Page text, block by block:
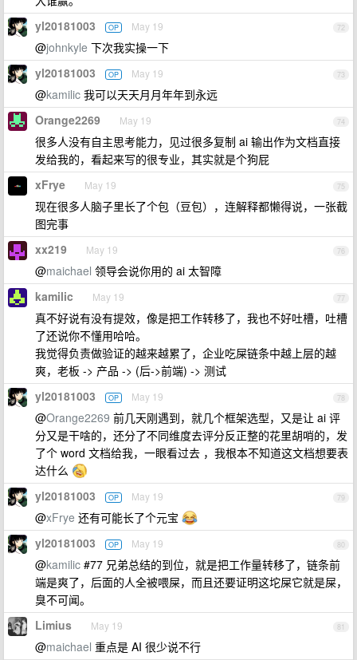
72
yl20181003 OP May 19
@johnkyle 下次我实操一下
73
yl20181003 OP May 19
@kamilic 我可以天天月月年年到永远
74
Orange2269 May 19
很多人没有自主思考能力，见过很多复制 ai 输出作为文档直接
发给我的，看起来写的很专业，其实就是个狗屁
75
xFrye May 19
现在很多人脑子里长了个包（豆包），连解释都懒得说，一张截
图完事
76
xx219 May 19
@maichael 领导会说你用的 ai 太智障
77
kamilic May 19
真不好说有没有提效，像是把工作转移了，我也不好吐槽，吐槽
了还说你不懂用哈哈。
我觉得负责做验证的越来越累了，企业吃屎链条中越上层的越
爽，老板 -> 产品 -> (后->前端) -> 测试
78
yl20181003 OP May 19
@Orange2269 前几天刚遇到，就几个框架选型，又是让 ai 评
分又是干啥的，还分了不同维度去评分反正整的花里胡哨的，发
了个 word 文档给我，一眼看过去 ，我根本不知道这文档想要表
达什么
79
yl20181003 OP May 19
@xFrye 还有可能长了个元宝
80
yl20181003 OP May 19
@kamilic #77 兄弟总结的到位，就是把工作量转移了，链条前
端是爽了，后面的人全被喂屎，而且还要证明这坨屎它就是屎，
臭不可闻。
81
Limius May 19
@maichael 重点是 AI 很少说不行